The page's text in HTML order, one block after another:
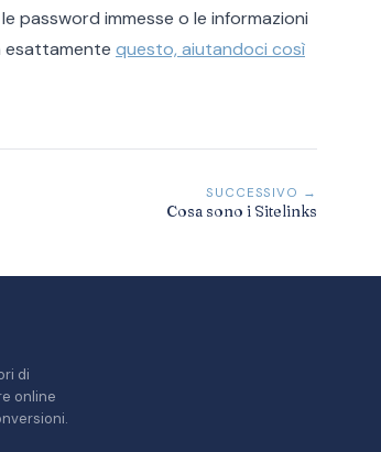
password immesse o le informazioni
esattamente questo, aiutandoci così
SUCCESSIVO →
Cosa sono i Sitelinks
di
online